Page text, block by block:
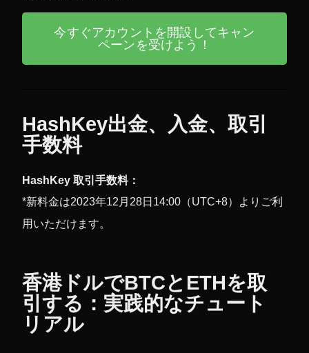
今すぐアカウントを開設してキャン
ペーンを受けよう！
HashKey出金、入金、取引
手数料
HashKey 取引手数料：
*新料金は2023年12月28日14:00（UTC+8）よりご利
用いただけます。
香港ドルでBTCとETHを取
引する：実践的なチュート
リアル